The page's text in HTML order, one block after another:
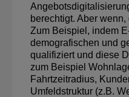
berechtigt. Aber
Zum Beispiel, indem
demografischen und
qualifiziert und diese
zum Beispiel
Fahrtzeitradius,
Umfeldstruktur (z.B.